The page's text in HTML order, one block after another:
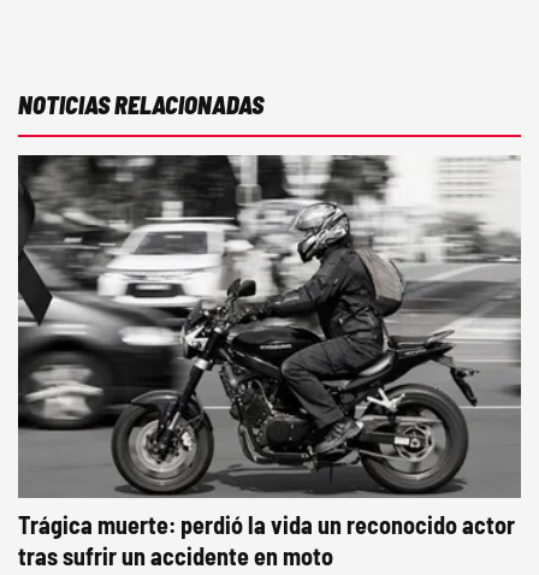
NOTICIAS RELACIONADAS
Trágica muerte: perdió la vida un reconocido actor
tras sufrir un accidente en moto